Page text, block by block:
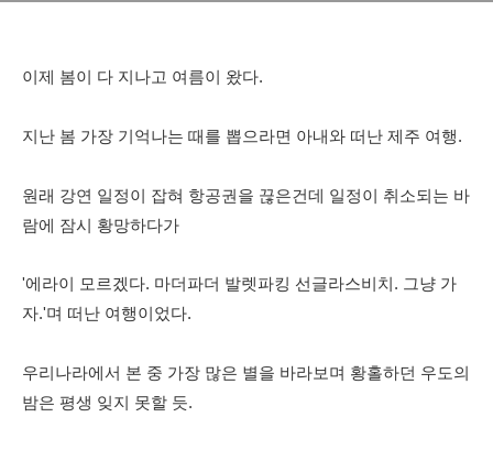
이제 봄이 다 지나고 여름이 왔다.
지난 봄 가장 기억나는 때를 뽑으라면 아내와 떠난 제주 여행.
원래 강연 일정이 잡혀 항공권을 끊은건데 일정이 취소되는 바
람에 잠시 황망하다가
'에라이 모르겠다. 마더파더 발렛파킹 선글라스비치. 그냥 가
자.'며 떠난 여행이었다.
우리나라에서 본 중 가장 많은 별을 바라보며 황홀하던 우도의
밤은 평생 잊지 못할 듯.